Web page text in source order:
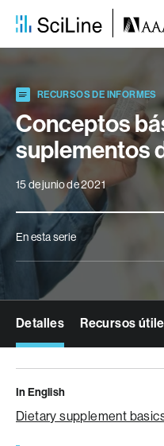
RECURSOS DE INFORMES
Conceptos
suplementos
15 de junio de 2021
En esta serie
Detalles Recursos
In English
Dietary supplement